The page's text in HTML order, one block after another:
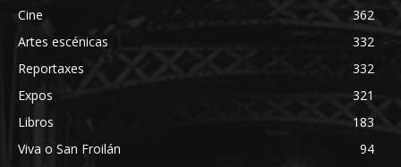
Cine
362
Artes escénicas
332
Reportaxes
332
Expos
321
Libros
183
Viva o San Froilán
94